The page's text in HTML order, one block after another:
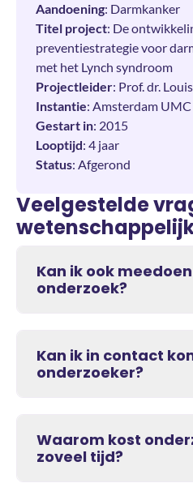
Aandoening: Darmkanker
Titel project: De
preventiestrategie voor
met het Lynch syndroom
Projectleider: Prof. dr.
Instantie: Amsterdam UMC
Gestart in: 2015
Looptijd: 4 jaar
Status: Afgerond
Veelgestelde
Kan ik ook
onderzoek?
Kan ik in contact
onderzoeker?
Waarom kost
zoveel tijd?